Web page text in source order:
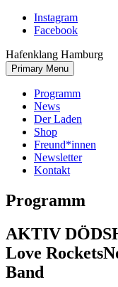
Skip
Instagram
Facebook
Hafenklang Hamburg
Primary Menu
Programm
News
Der Laden
Shop
Freund*innen
Newsletter
Kontakt
Programm
AKTIV
Love Rockets
Band